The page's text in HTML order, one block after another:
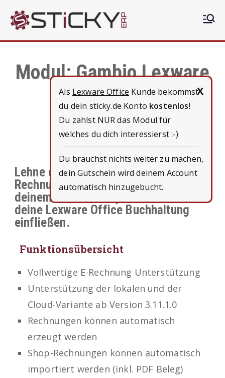
X
Als Lexware Office Kunde bekommst
du dein sticky.de Konto kostenlos!
Du zahlst NUR das Modul für
welches du dich interessierst :-)
Du brauchst nichts weiter zu machen,
dein Gutschein wird deinem Account
automatisch hinzugebucht.
ERP
Die clevere ERP Lösung
Modul: Gambio Lexware
Office
Lehne dich zurück und lasse
Rechnungs- und Kundendaten aus
deinem Gambio Shop automatisch in
deine Lexware Office Buchhaltung
einfließen.
Funktionsübersicht
Vollwertige E-Rechnung Unterstützung
Unterstützung der lokalen und der
Cloud-Variante ab Version 3.11.1.0
Rechnungen können automatisch
erzeugt werden
Shop-Rechnungen können automatisch
importiert werden (inkl. PDF Beleg)